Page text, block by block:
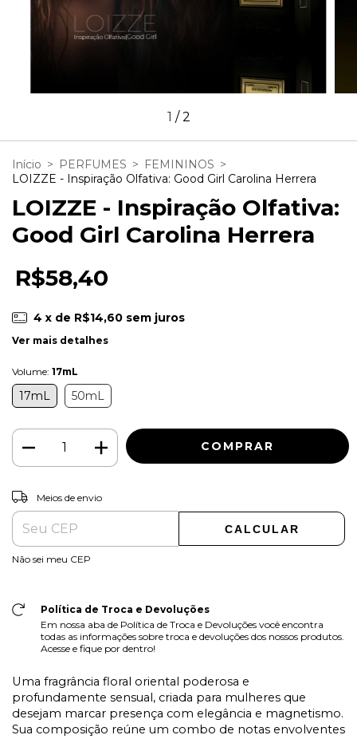
1 /2
Início > PERFUMES > FEMININOS >
LOIZZE - Inspiração Olfativa: Good Girl Carolina Herrera
LOIZZE - Inspiração Olfativa:
Good Girl Carolina Herrera
R$58,40
4 x de R$14,60 sem juros
Ver mais detalhes
Volume: 17mL
17mL 50mL
Entregas para o CEP:
Meios de envio
CALCULAR
Não sei meu CEP
Política de Troca e Devoluções
Em nossa aba de Política de Troca e Devoluções você encontra
todas as informações sobre troca e devoluções dos nossos produtos.
Acesse e fique por dentro!
Uma fragrância floral oriental poderosa e
profundamente sensual, criada para mulheres que
desejam marcar presença com elegância e magnetismo.
Sua composição reúne um combo de notas envolventes